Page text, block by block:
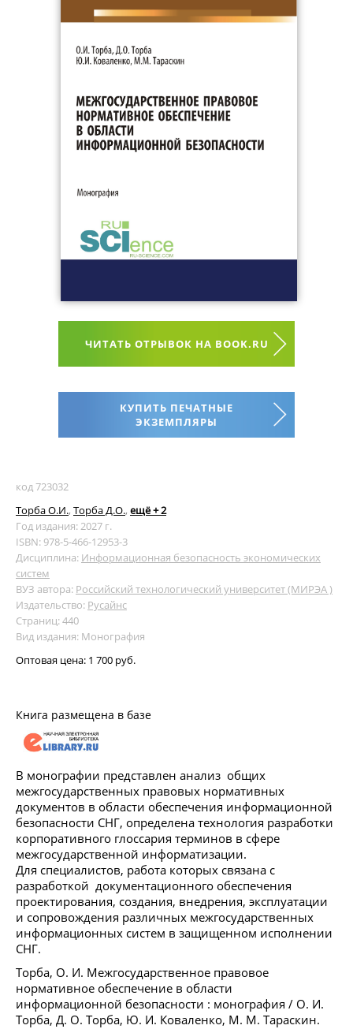
ЧИТАТЬ ОТРЫВОК НА BOOK.RU
КУПИТЬ ПЕЧАТНЫЕ
ЭКЗЕМПЛЯРЫ
код 723032
Торба О.И., Торба Д.О., ещё + 2
Год издания: 2027 г.
ISBN: 978-5-466-12953-3
Дисциплина: Информационная безопасность экономических
систем
ВУЗ автора: Российский технологический университет (МИРЭА )
Издательство: Русайнс
Страниц: 440
Вид издания: Монография
Оптовая цена: 1 700 руб.
Книга размещена в базе
В монографии представлен анализ общих
межгосударственных правовых нормативных
документов в области обеспечения информационной
безопасности СНГ, определена технология разработки
корпоративного глоссария терминов в сфере
межгосударственной информатизации.
Для специалистов, работа которых связана с
разработкой документационного обеспечения
проектирования, создания, внедрения, эксплуатации
и сопровождения различных межгосударственных
информационных систем в защищенном исполнении
СНГ.
Торба, О. И. Межгосударственное правовое
нормативное обеспечение в области
информационной безопасности : монография / О. И.
Торба, Д. О. Торба, Ю. И. Коваленко, М. М. Тараскин.